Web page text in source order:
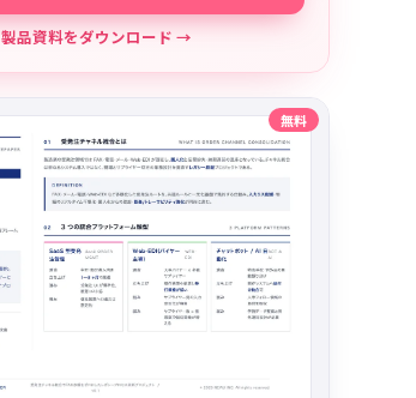
製品資料をダウンロード →
無料